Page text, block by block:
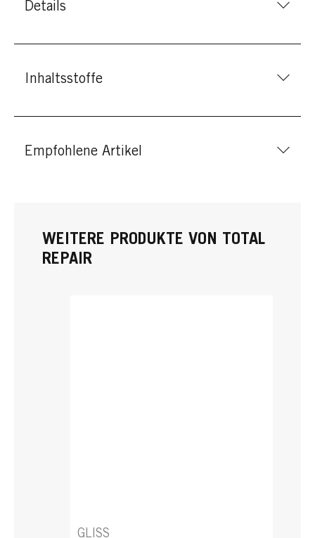
Details
Inhaltsstoffe
Empfohlene Artikel
WEITERE PRODUKTE VON TOTAL
REPAIR
GLISS